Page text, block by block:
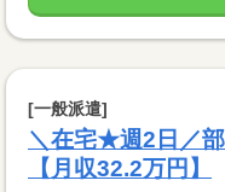
[一般派遣]
＼在宅★週2日／
【月収32.2万円】